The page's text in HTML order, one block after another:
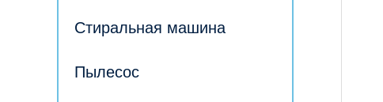
Стиральная машина
Пылесос